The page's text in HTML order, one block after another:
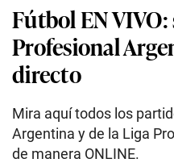
Fútbol EN
Profesional
directo
Mira aquí todos los
Argentina y de la Liga
de manera ONLINE.